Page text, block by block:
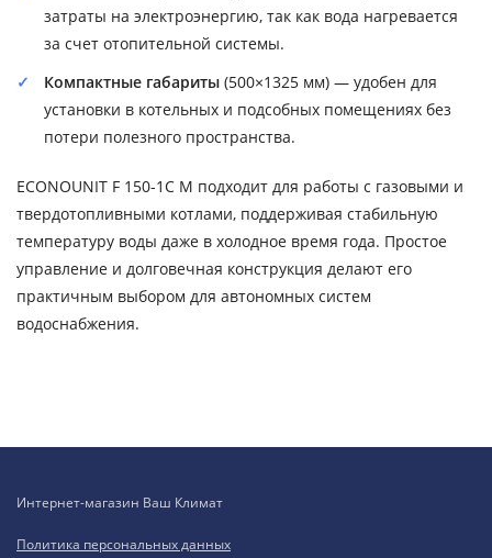
затраты на электроэнергию, так как вода нагревается
за счет отопительной системы.
Компактные габариты (500×1325 мм) — удобен для
установки в котельных и подсобных помещениях без
потери полезного пространства.
ECONOUNIT F 150-1C М подходит для работы с газовыми и
твердотопливными котлами, поддерживая стабильную
температуру воды даже в холодное время года. Простое
управление и долговечная конструкция делают его
практичным выбором для автономных систем
водоснабжения.
Интернет-магазин Ваш Климат
Политика персональных данных